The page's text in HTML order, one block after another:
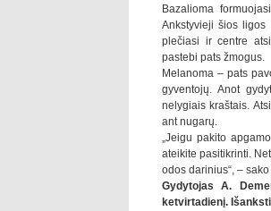
Bazalioma
Ankstyvieji šios
plečiasi ir centre
pastebi pats žmogus.
Melanoma – pats
gyventojų. Anot
nelygiais kraštais.
ant nugarų.
„Jeigu pakito
ateikite pasitikrinti.
odos darinius“, –
Gydytojas A.
ketvirtadienį.